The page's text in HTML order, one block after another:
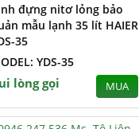
đựng nitơ lỏng bảo
mẫu lạnh 35 lít HAIER
35
YDS-35
lòng gọi MUA